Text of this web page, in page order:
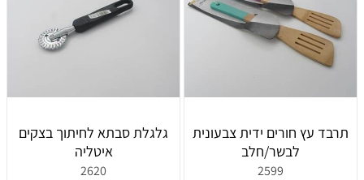
תרבד עץ חורים ידית צבעונית
לבשר/חלב
2599
גלגלת סבתא לחיתוך בצקים
איטליה
2620